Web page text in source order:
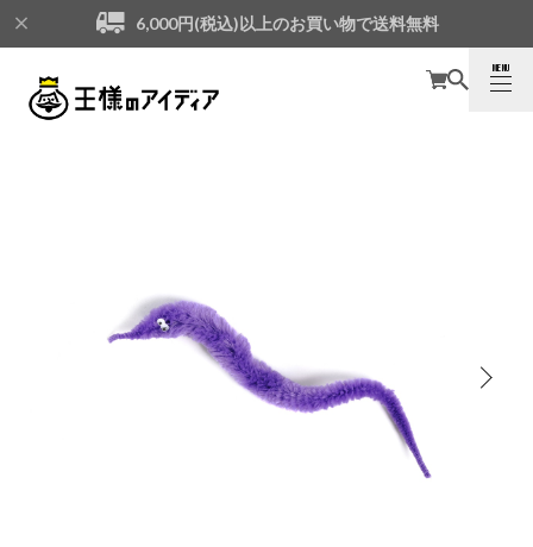
6,000円(税込)以上のお買い物で送料無料
MENU
CLOSE